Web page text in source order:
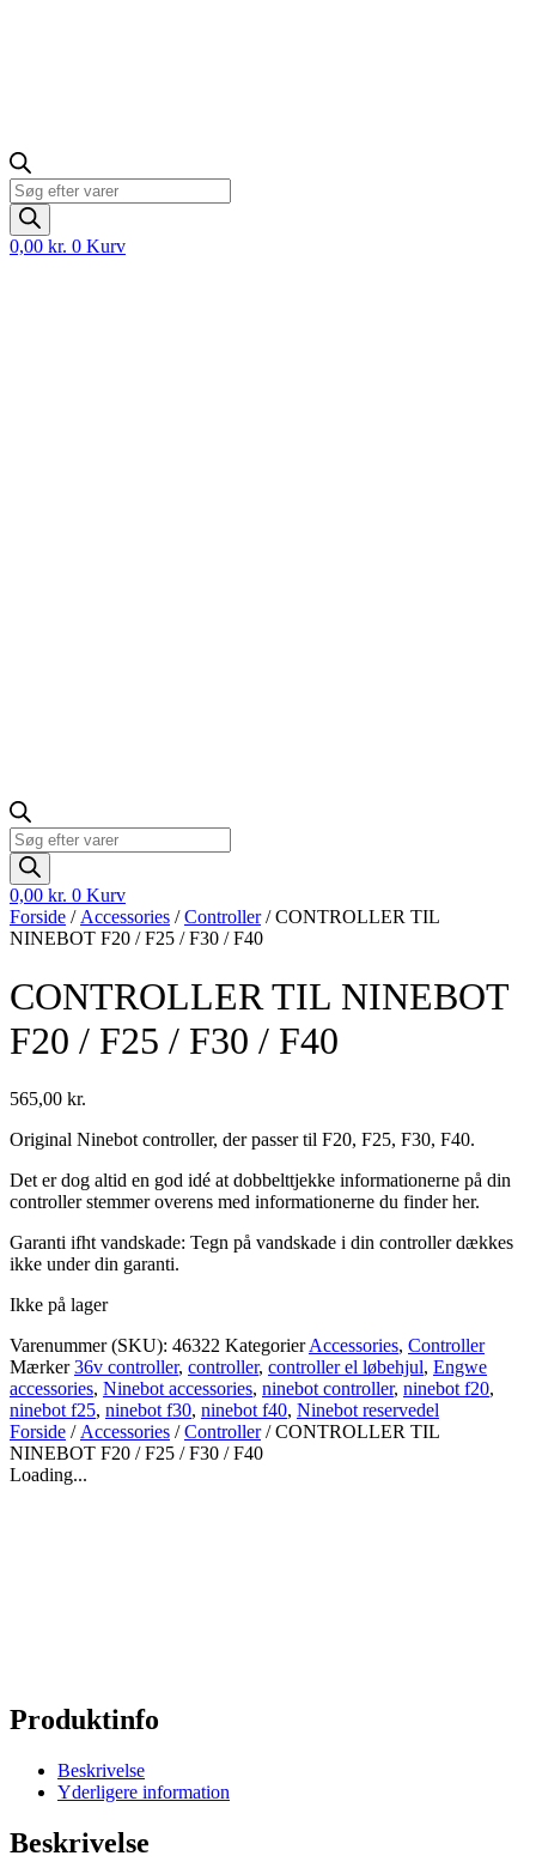
Products
search
0,00 kr. 0 Kurv
Products
search
0,00 kr. 0 Kurv
Forside / Accessories /Controller/ CONTROLLER TIL
NINEBOT F20 / F25 / F30 / F40
CONTROLLER TIL NINEBOT
F20 / F25 / F30 / F40
565,00 kr.
Original Ninebot controller, der passer til F20, F25, F30, F40.
Det er dog altid en god idé at dobbelttjekke informationerne på din
controller stemmer overens med informationerne du finder her.
Garanti ifht vandskade: Tegn på vandskade i din controller dækkes
ikke under din garanti.
Ikke på lager
Varenummer (SKU): 46322 KategorierAccessories, Controller
Mærker 36v controller, controller, controller el løbehjul, Engwe
accessories, Ninebot accessories, ninebot controller, ninebot f20,
ninebot f25, ninebot f30, ninebot f40, Ninebot reservedel
Forside /Accessories /Controller/ CONTROLLER TIL
NINEBOT F20 / F25 / F30 / F40
Loading...
Produktinfo
Beskrivelse
Yderligere information
Beskrivelse